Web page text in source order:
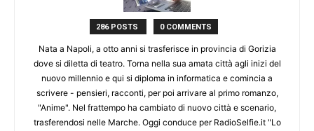
286 POSTS 0 COMMENTS
Nata a Napoli, a otto anni si trasferisce in provincia di Gorizia
dove si diletta di teatro. Torna nella sua amata città agli inizi del
nuovo millennio e qui si diploma in informatica e comincia a
scrivere - pensieri, racconti, per poi arrivare al primo romanzo,
"Anime". Nel frattempo ha cambiato di nuovo città e scenario,
trasferendosi nelle Marche. Oggi conduce per RadioSelfie.it "Lo